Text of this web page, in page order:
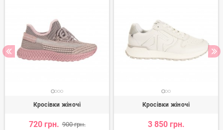
Кросівки жіночі
720 грн. 900 грн.
Кросівки жіночі
3 850 грн.